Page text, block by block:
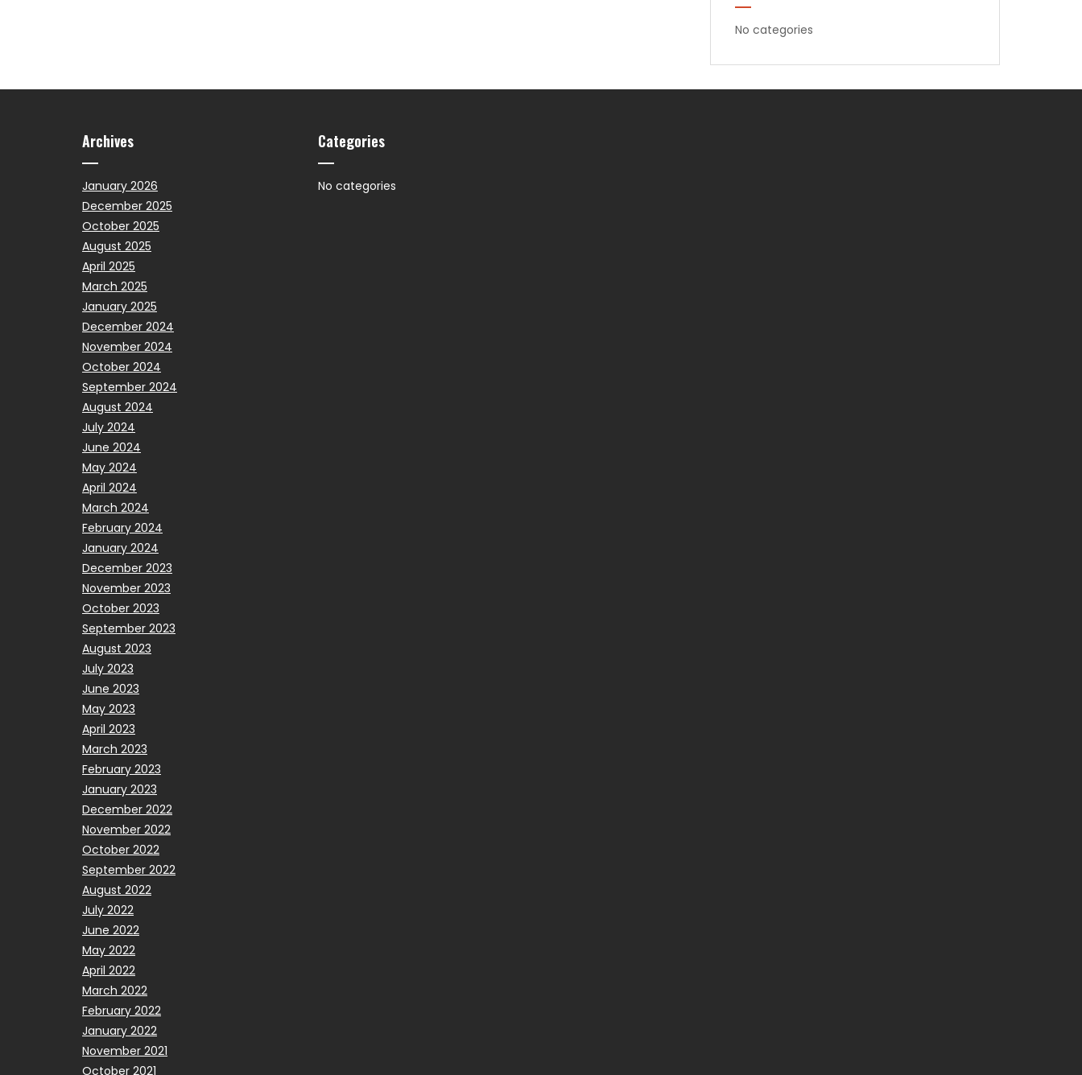
No categories
Archives
January 2026
December 2025
October 2025
August 2025
April 2025
March 2025
January 2025
December 2024
November 2024
October 2024
September 2024
August 2024
July 2024
June 2024
May 2024
April 2024
March 2024
February 2024
January 2024
December 2023
November 2023
October 2023
September 2023
August 2023
July 2023
June 2023
May 2023
April 2023
March 2023
February 2023
January 2023
December 2022
November 2022
October 2022
September 2022
August 2022
July 2022
June 2022
May 2022
April 2022
March 2022
February 2022
January 2022
November 2021
October 2021
Categories
No categories